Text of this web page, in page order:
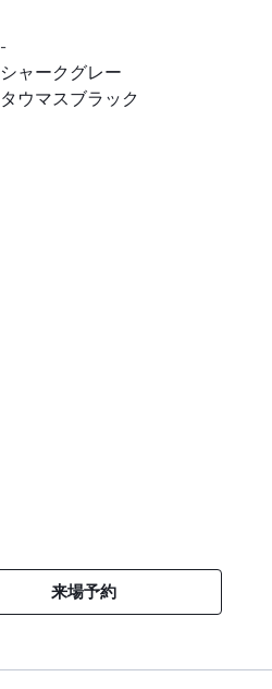
-
シャークグレー
タウマスブラック
来場予約